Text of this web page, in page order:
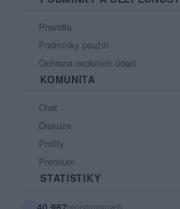
Pravidla
Podmínky použití
Ochrana osobních údajů
KOMUNITA
Chat
Diskuze
Profily
Premium
STATISTIKY
registrovaných